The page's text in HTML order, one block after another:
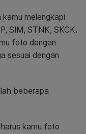
kamu melengkapi
SIM, STNK, SKCK.
foto dengan
sesuai dengan
beberapa
kamu foto